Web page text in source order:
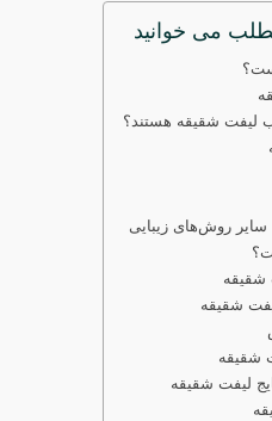
می خوانید
لیفت شقیقه هستند؟
روش‌های زیبایی
شقیقه
شقیقه
شقیقه
لیفت شقیقه